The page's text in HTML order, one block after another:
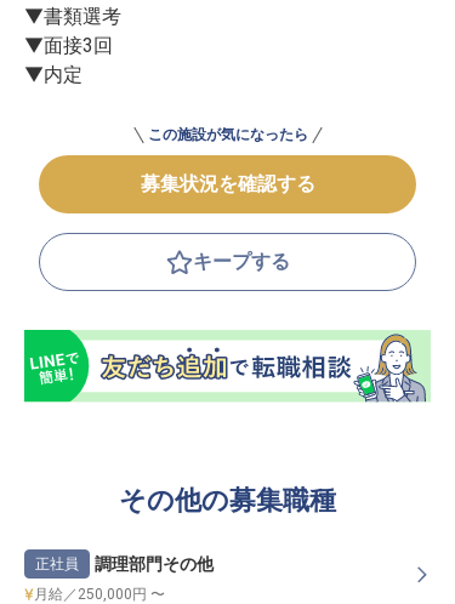
▼書類選考
▼面接3回
▼内定
この施設が気になったら
募集状況を確認する
キープする
その他の募集職種
正社員 調理部門その他
月給／250,000円 〜